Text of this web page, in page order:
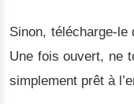
Sinon, télécharge-le
Une fois ouvert, ne
simplement prêt à